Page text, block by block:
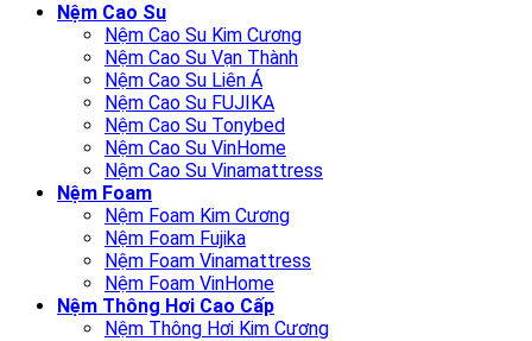
Nệm Cao Su
Nệm Cao Su Kim Cương
Nệm Cao Su Vạn Thành
Nệm Cao Su Liên Á
Nệm Cao Su FUJIKA
Nệm Cao Su Tonybed
Nệm Cao Su VinHome
Nệm Cao Su Vinamattress
Nệm Foam
Nệm Foam Kim Cương
Nệm Foam Fujika
Nệm Foam Vinamattress
Nệm Foam VinHome
Nệm Thông Hơi Cao Cấp
Nệm Thông Hơi Kim Cương